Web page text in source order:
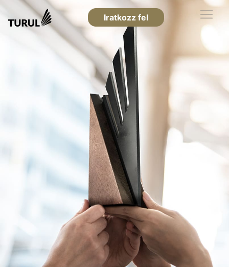
Iratkozz fel